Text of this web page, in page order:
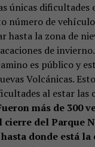
únicas dificultades
número de
hasta la zona de
de
es público y
Volcánicas.
al estar las
más de 300
cierre del Parque
donde está la